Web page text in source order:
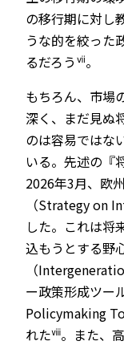
の移行期に対し
うな的を絞った
るだろう ⅶ。
もちろん、市場
深く、まだ見ぬ
のは容易ではな
いる。先述の『
2026年3月、欧
（Strategy on
した。これは将
込もうとする野
（
ー政策形成ツー
Policymaking
れたⅷ。また、